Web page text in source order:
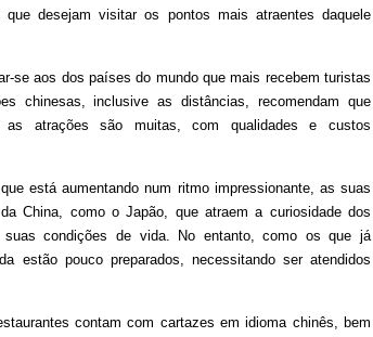
desejam visitar os pontos mais atraentes daquele
se aos dos países do mundo que mais recebem turistas
chinesas, inclusive as distâncias, recomendam que
as atrações são muitas, com qualidades e custos
está aumentando num ritmo impressionante, as suas
China, como o Japão, que atraem a curiosidade dos
suas condições de vida. No entanto, como os que já
estão pouco preparados, necessitando ser atendidos
contam com cartazes em idioma chinês, bem